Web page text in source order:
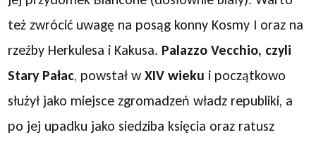
też zwrócić uwagę na posąg konny Kosmy I oraz na
rzeźby Herkulesa i Kakusa. Palazzo Vecchio, czyli
Stary Pałac, powstał wXIV wieku i początkowo
służył jako miejsce zgromadzeń władz republiki, a
po jej upadku jako siedziba księcia oraz ratusz